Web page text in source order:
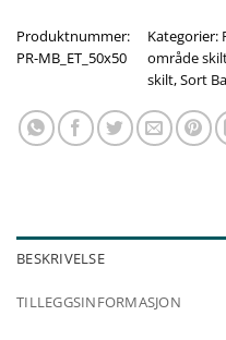
Produktnummer:
PR-MB_ET_50x50
Kategorier:
område
skilt,Sort
BESKRIVELSE
TILLEGGSINFORMASJON